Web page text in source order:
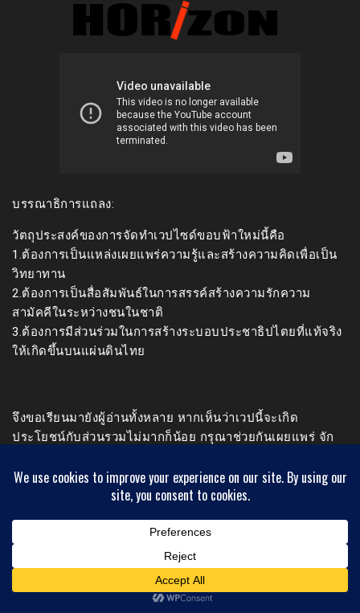
บรรณาธิการแถลง:
วัตถุประสงค์ของการจัดทำเวปไซด์ขอบฟ้าใหม่นี้คือ
1.ต้องการเป็นแหล่งเผยแพร่ความรู้และสร้างความคิดเพื่อเป็น
วิทยาทาน
2.ต้องการเป็นสื่อสัมพันธ์ในการสรรค์สร้างความรักความ
สามัคคีในระหว่างชนในชาติ
3.ต้องการมีส่วนร่วมในการสร้างระบอบประชาธิปไตยที่แท้จริง
ให้เกิดขึ้นบนแผ่นดินไทย
จึงขอเรียนมายังผู้อ่านทั้งหลาย หากเห็นว่าเวปนี้จะเกิด
ประโยชน์กับส่วนรวมไม่มากก็น้อย กรุณาช่วยกันเผยแพร่ จัก
ศาสตราจารย์ พลโท ดร.สมชาย วิรุฬหผล